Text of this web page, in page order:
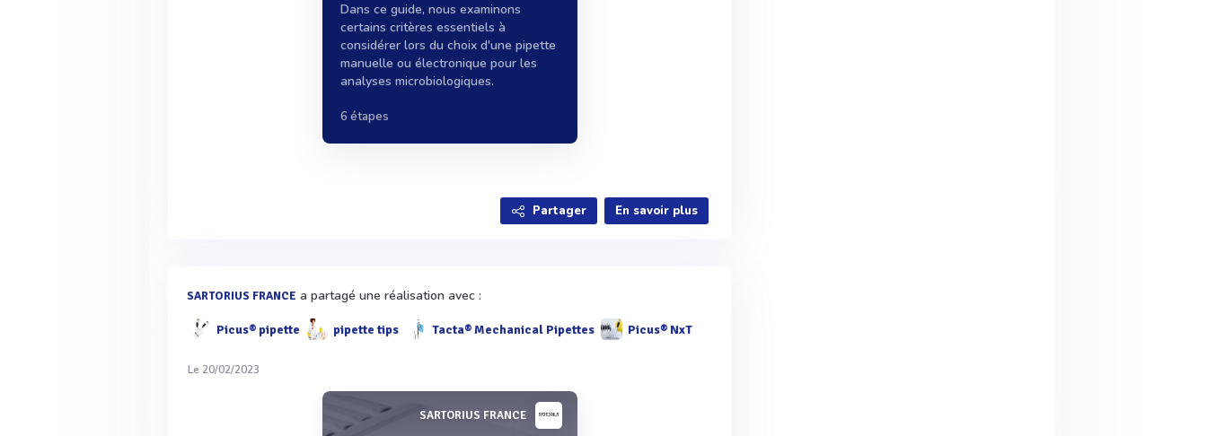
Dans ce guide, nous examinons
certains critères essentiels à
considérer lors du choix d'une pipette
manuelle ou électronique pour les
analyses microbiologiques.
6 étapes
Partager En savoir plus
SARTORIUS FRANCE a partagé une réalisation avec :
Picus® pipette pipette tips Tacta® Mechanical Pipettes Picus® NxT
Le 20/02/2023
SARTORIUS FRANCE